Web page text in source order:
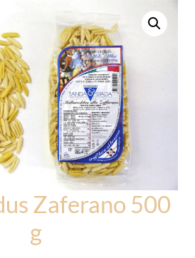
Zaferano 500
g